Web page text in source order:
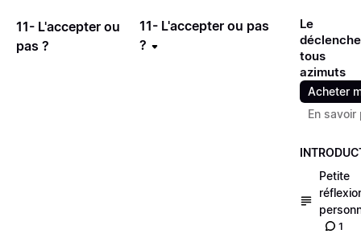
11- L'accepter ou
pas ?
11- L'accepter ou pas
?
Le
tous
azimuts
Acheter
En savoir
Petite
1